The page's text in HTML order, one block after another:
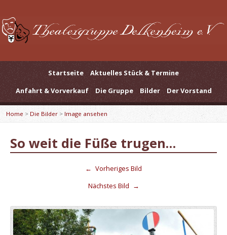
Startseite
Aktuelles Stück & Termine
Anfahrt & Vorverkauf
Die Gruppe Bilder Der Vorstand
Home > Die Bilder> Image ansehen
So weit die Füße trugen…
← Vorheriges Bild
Nächstes Bild →